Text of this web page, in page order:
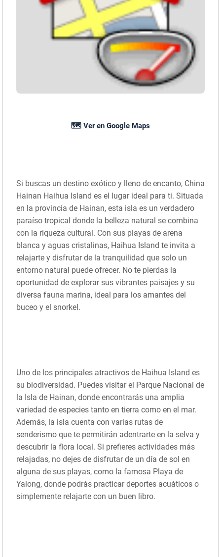
🗺️ Ver en Google Maps
Si buscas un destino exótico y lleno de encanto, China
Hainan Haihua Island es el lugar ideal para ti. Situada
en la provincia de Hainan, esta isla es un verdadero
paraíso tropical donde la belleza natural se combina
con la riqueza cultural. Con sus playas de arena
blanca y aguas cristalinas, Haihua Island te invita a
relajarte y disfrutar de la tranquilidad que solo un
entorno natural puede ofrecer. No te pierdas la
oportunidad de explorar sus vibrantes paisajes y su
diversa fauna marina, ideal para los amantes del
buceo y el snorkel.
Uno de los principales atractivos de Haihua Island es
su biodiversidad. Puedes visitar el Parque Nacional de
la Isla de Hainan, donde encontrarás una amplia
variedad de especies tanto en tierra como en el mar.
Además, la isla cuenta con varias rutas de
senderismo que te permitirán adentrarte en la selva y
descubrir la flora local. Si prefieres actividades más
relajadas, no dejes de disfrutar de un día de sol en
alguna de sus playas, como la famosa Playa de
Yalong, donde podrás practicar deportes acuáticos o
simplemente relajarte con un buen libro.